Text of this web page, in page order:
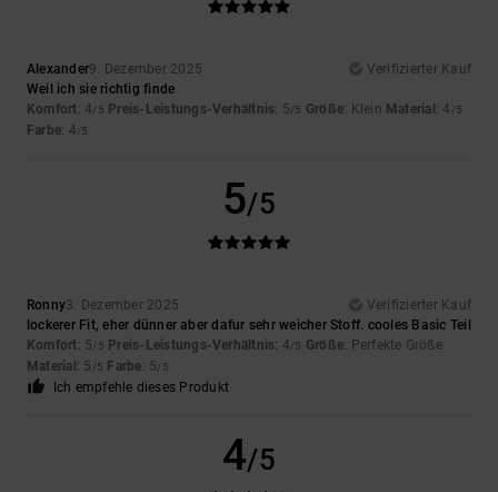
Alexander9. Dezember 2025
Verifizierter Kauf
Weil ich sie richtig finde
Komfort: 4/5 Preis-Leistungs-Verhältnis: 5/5 Größe: Klein Material : 4 /5
Farbe: 4/5
5/5
Ronny3. Dezember 2025
Verifizierter Kauf
lockerer Fit, eher dünner aber dafur sehr weicher Stoff. cooles Basic Teil
Komfort: 5/5 Preis-Leistungs-Verhältnis: 4/5 Größe: Perfekte Größe
Material : 5 /5 Farbe: 5/5
Ich empfehle dieses Produkt
4/5